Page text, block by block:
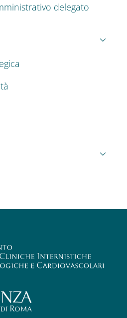
delegato